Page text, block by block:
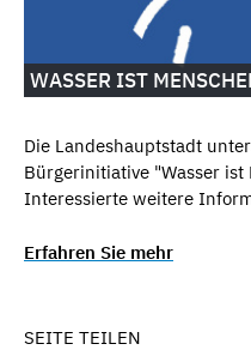
WASSER IST
Die Landeshauptstadt
Bürgerinitiative "Wasser
Interessierte weitere
Erfahren Sie mehr
SEITE TEILEN